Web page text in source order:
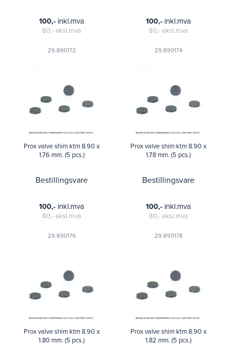
29.890172
100,- inkl.mva
80,-eksl.mva
29.890174
100,- inkl.mva
80,-eksl.mva
Prox valve shim ktm 8.90 x
1.76 mm. (5 pcs.)
Bestillingsvare
29.890176
100,- inkl.mva
80,-eksl.mva
Prox valve shim ktm 8.90 x
1.78 mm. (5 pcs.)
Bestillingsvare
29.890178
100,- inkl.mva
80,-eksl.mva
Prox valve shim ktm 8.90 x
1.80 mm. (5 pcs.)
Prox valve shim ktm 8.90 x
1.82 mm. (5 pcs.)